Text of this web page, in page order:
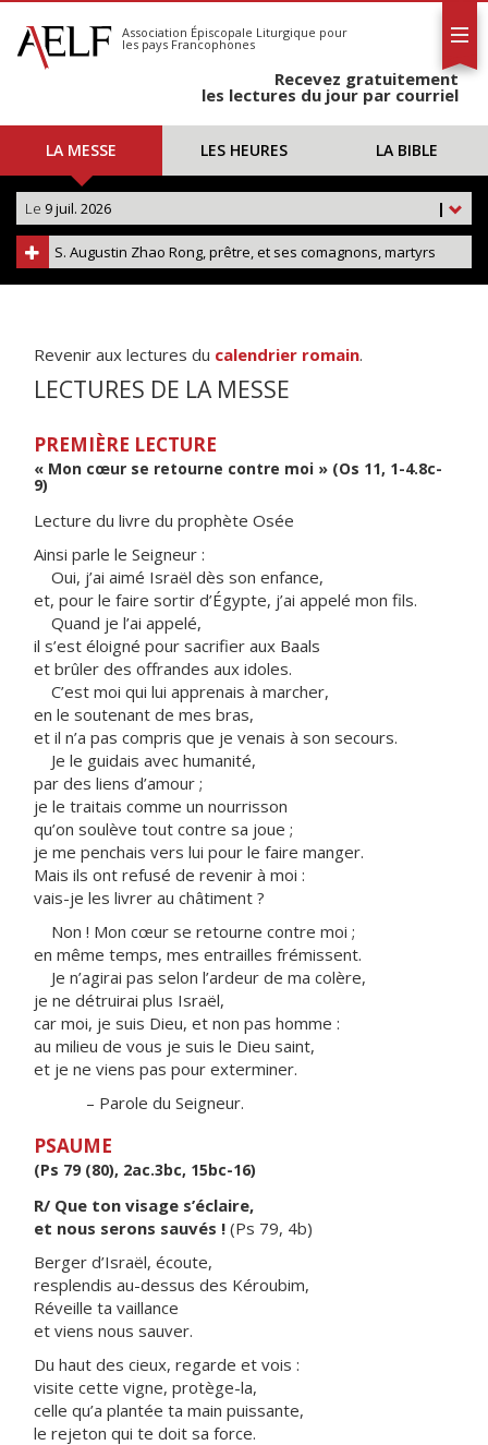
S'abonner
Calendrier
Association Épiscopale Liturgique pour
les pays Francophones
Recevez gratuitement
les lectures du jour par courriel
LA MESSE LES HEURES LA BIBLE
|
Le 9 juil. 2026
S. Augustin Zhao Rong, prêtre, et ses comagnons, martyrs
Revenir aux lectures du calendrier romain.
LECTURES DE LA MESSE
PREMIÈRE LECTURE
« Mon cœur se retourne contre moi » (Os 11, 1-4.8c-
9)
Lecture du livre du prophète Osée
Ainsi parle le Seigneur :
Oui, j’ai aimé Israël dès son enfance,
et, pour le faire sortir d’Égypte, j’ai appelé mon fils.
Quand je l’ai appelé,
il s’est éloigné pour sacrifier aux Baals
et brûler des offrandes aux idoles.
C’est moi qui lui apprenais à marcher,
en le soutenant de mes bras,
et il n’a pas compris que je venais à son secours.
Je le guidais avec humanité,
par des liens d’amour ;
je le traitais comme un nourrisson
qu’on soulève tout contre sa joue ;
je me penchais vers lui pour le faire manger.
Mais ils ont refusé de revenir à moi :
vais-je les livrer au châtiment ?
Non ! Mon cœur se retourne contre moi ;
en même temps, mes entrailles frémissent.
Je n’agirai pas selon l’ardeur de ma colère,
je ne détruirai plus Israël,
car moi, je suis Dieu, et non pas homme :
au milieu de vous je suis le Dieu saint,
et je ne viens pas pour exterminer.
– Parole du Seigneur.
PSAUME
(Ps 79 (80), 2ac.3bc, 15bc-16)
R/ Que ton visage s’éclaire,
et nous serons sauvés ! (Ps 79, 4b)
Berger d’Israël, écoute,
resplendis au-dessus des Kéroubim,
Réveille ta vaillance
et viens nous sauver.
Du haut des cieux, regarde et vois :
visite cette vigne, protège-la,
celle qu’a plantée ta main puissante,
le rejeton qui te doit sa force.